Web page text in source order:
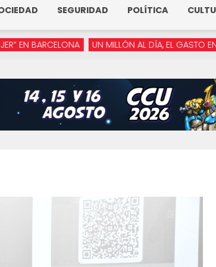
SEGURIDAD POLÍTICA
UN MILLÓN AL DÍA, EL GASTO EN MEDIOS DE